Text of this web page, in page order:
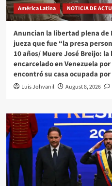
América Latina NOTICIA DE
Anuncian la libertad plena de
jueza que fue “la presa
10 años/ Muere José Breijo:
encarcelado en Venezuela
encontró su casa ocupada
Luis Johvanil August 8, 2026